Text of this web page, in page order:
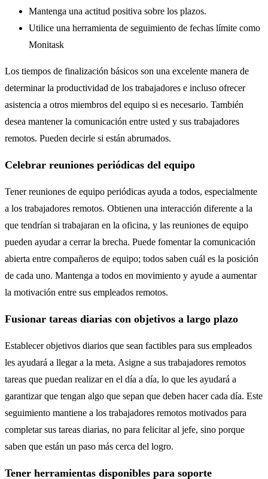
Mantenga una actitud positiva sobre los plazos.
Utilice una herramienta de seguimiento de fechas límite como
Monitask
Los tiempos de finalización básicos son una excelente manera de
determinar la productividad de los trabajadores e incluso ofrecer
asistencia a otros miembros del equipo si es necesario. También
desea mantener la comunicación entre usted y sus trabajadores
remotos. Pueden decirle si están abrumados.
Celebrar reuniones periódicas del equipo
Tener reuniones de equipo periódicas ayuda a todos, especialmente
a los trabajadores remotos. Obtienen una interacción diferente a la
que tendrían si trabajaran en la oficina, y las reuniones de equipo
pueden ayudar a cerrar la brecha. Puede fomentar la comunicación
abierta entre compañeros de equipo; todos saben cuál es la posición
de cada uno. Mantenga a todos en movimiento y ayude a aumentar
la motivación entre sus empleados remotos.
Fusionar tareas diarias con objetivos a largo plazo
Establecer objetivos diarios que sean factibles para sus empleados
les ayudará a llegar a la meta. Asigne a sus trabajadores remotos
tareas que puedan realizar en el día a día, lo que les ayudará a
garantizar que tengan algo que sepan que deben hacer cada día. Este
seguimiento mantiene a los trabajadores remotos motivados para
completar sus tareas diarias, no para felicitar al jefe, sino porque
saben que están un paso más cerca del logro.
Tener herramientas disponibles para soporte